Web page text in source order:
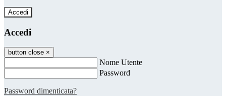
Accedi
Accedi
button close ×
Nome Utente
Password
Password dimenticata?